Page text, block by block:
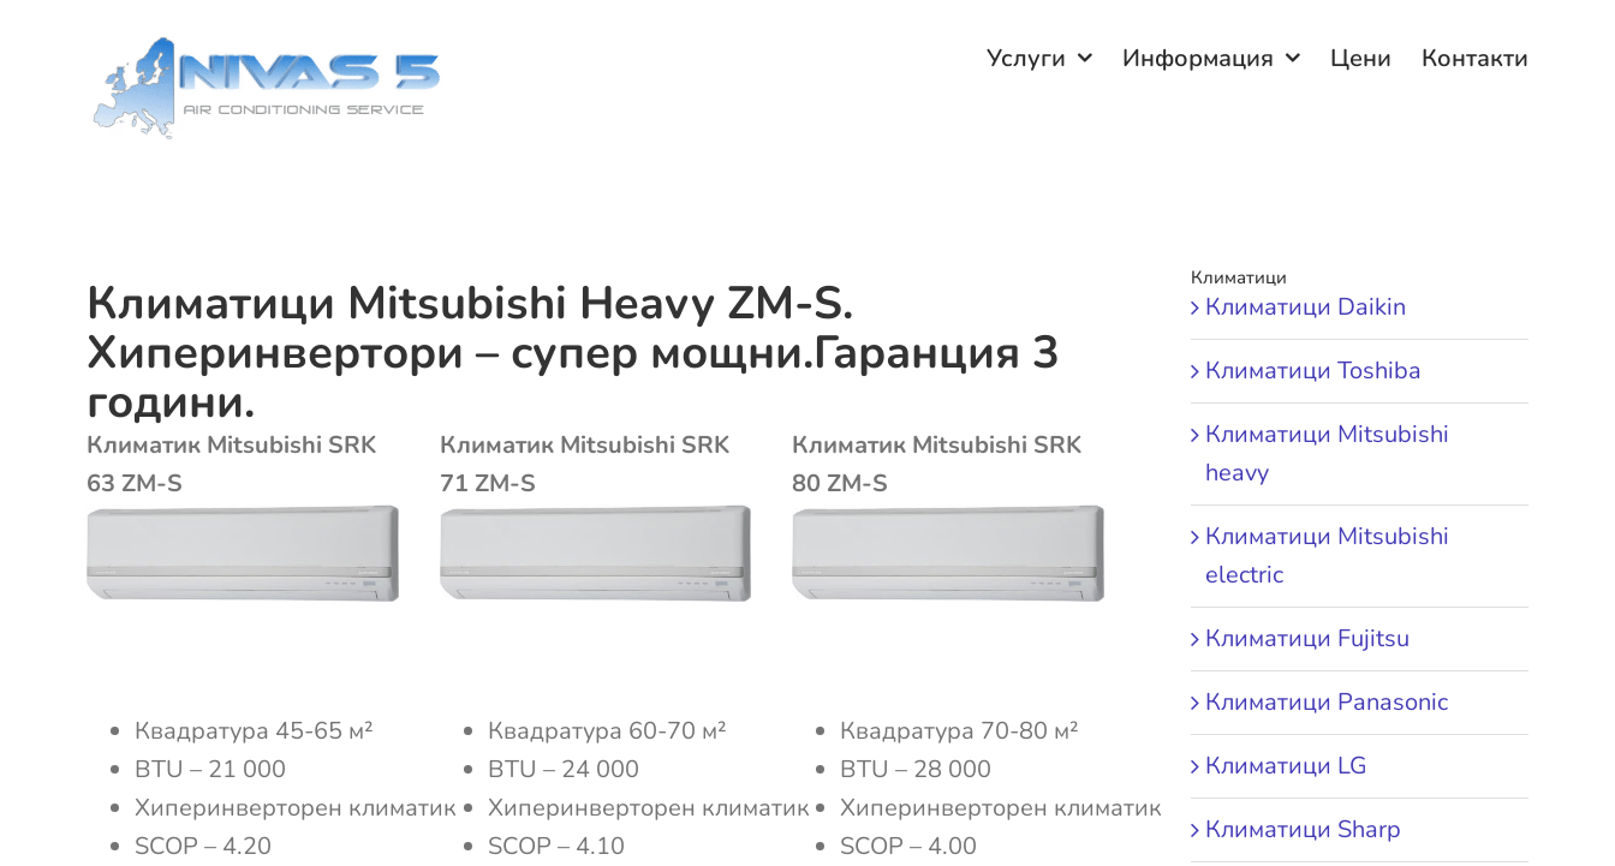
Услуги Информация Цени Контакти
Климатици Mitsubishi Heavy ZМ-S.
Хиперинвертори – супер мощни.Гаранция 3
години.
Климатик Mitsubishi SRK
63 ZМ-S
Квадратура 45-65 м²
BTU – 21 000
Хиперинверторен климатик
SCOP – 4.20
Климатик Mitsubishi SRK
71 ZМ-S
Квадратура 60-70 м²
BTU – 24 000
Хиперинверторен климатик
SCOP – 4.10
Климатик Mitsubishi SRK
80 ZМ-S
Квадратура 70-80 м²
BTU – 28 000
Хиперинверторен климатик
SCOP – 4.00
Климатици
Климатици Daikin
Климатици Toshiba
Климатици Mitsubishi
heavy
Климатици Mitsubishi
electric
Климатици Fujitsu
Климатици Panasonic
Климатици LG
Климатици Sharp